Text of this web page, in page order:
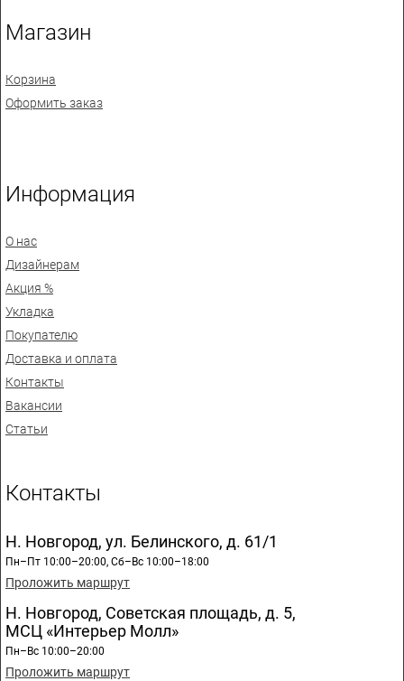
Магазин
Корзина
Оформить заказ
Информация
О нас
Дизайнерам
Акция %
Укладка
Покупателю
Доставка и оплата
Контакты
Вакансии
Статьи
Контакты
Н. Новгород, ул. Белинского, д. 61/1
Пн–Пт 10:00–20:00, Сб–Вс 10:00–18:00
Проложить маршрут
Н. Новгород, Советская площадь, д. 5,
МСЦ «Интерьер Молл»
Пн–Вс 10:00–20:00
Проложить маршрут